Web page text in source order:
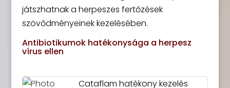
játszhatnak a herpeszes fertőzések
szövődményeinek kezelésében.
Antibiotikumok hatékonysága a herpesz
vírus ellen
Cataflam hatékony kezelés